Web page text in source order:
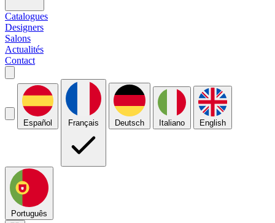
Catalogues
Designers
Salons
Actualités
Contact
Español Français Deutsch Italiano English
Português